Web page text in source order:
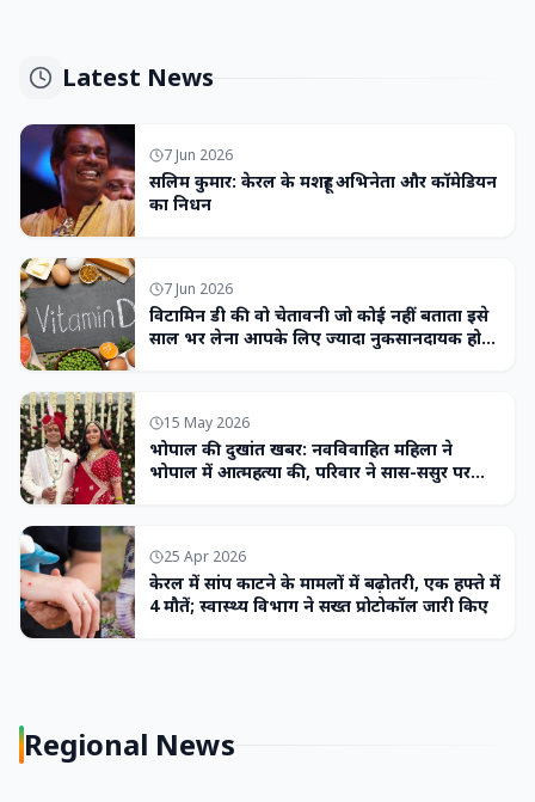
Latest News
7 Jun 2026
सलिम कुमार: केरल के मशहूर अभिनेता और कॉमेडियन
का निधन
7 Jun 2026
विटामिन डी की वो चेतावनी जो कोई नहीं बताता इसे
साल भर लेना आपके लिए ज्यादा नुकसानदायक हो
15 May 2026
भोपाल की दुखांत खबर: नवविवाहित महिला ने
भोपाल में आत्महत्या की, परिवार ने सास-ससुर पर
25 Apr 2026
केरल में सांप काटने के मामलों में बढ़ोतरी, एक हफ्ते में
4 मौतें; स्वास्थ्य विभाग ने सख्त प्रोटोकॉल जारी किए
Regional News